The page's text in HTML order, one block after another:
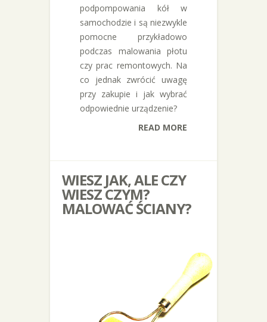
podpompowania kół w
samochodzie i są niezwykle
pomocne przykładowo
podczas malowania płotu
czy prac remontowych. Na
co jednak zwrócić uwagę
przy zakupie i jak wybrać
odpowiednie urządzenie?
READ MORE
WIESZ JAK, ALE CZY
WIESZ CZYM?
MALOWAĆ ŚCIANY?